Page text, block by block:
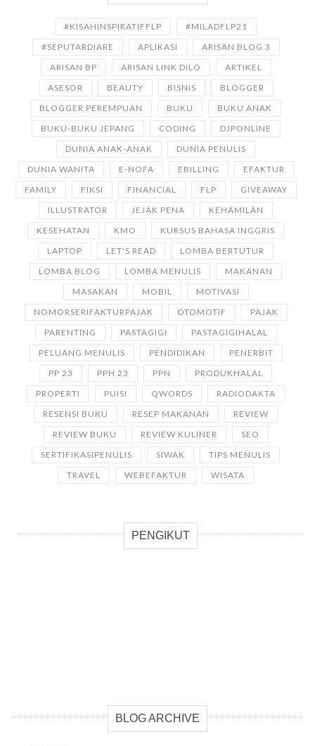
#KISAHINSPIRATIFFLP
#MILADFLP21
#SEPUTARDIARE
APLIKASI
ARISAN BLOG 3
ARISAN BP
ARISAN LINK DILO
ARTIKEL
ASESOR
BEAUTY BISNIS
BLOGGER
BLOGGER PEREMPUAN
BUKU
BUKU ANAK
BUKU-BUKU JEPANG
CODING
DJPONLINE
DUNIA ANAK-ANAK
DUNIA PENULIS
DUNIA WANITA
E-NOFA EBILLING
EFAKTUR
FAMILY
FIKSI FINANCIAL FLP
GIVEAWAY
ILLUSTRATOR
JEJAK PENA
KEHAMILAN
KESEHATAN
KMO
KURSUS BAHASA INGGRIS
LAPTOP
LET'S READ
LOMBA BERTUTUR
LOMBA BLOG
LOMBA MENULIS
MAKANAN
MASAKAN
MOBIL
MOTIVASI
NOMORSERIFAKTURPAJAK
OTOMOTIF
PAJAK
PARENTING
PASTAGIGI
PASTAGIGIHALAL
PELUANG MENULIS
PENDIDIKAN
PENERBIT
PP 23
PPH 23 PPN
PRODUKHALAL
PROPERTI
PUISI QWORDS
RADIODAKTA
RESENSI BUKU
RESEP MAKANAN
REVIEW
REVIEW BUKU
REVIEW KULINER
SEO
SERTIFIKASIPENULIS
SIWAK
TIPS MENULIS
TRAVEL
WEBEFAKTUR WISATA
PENGIKUT
BLOG ARCHIVE